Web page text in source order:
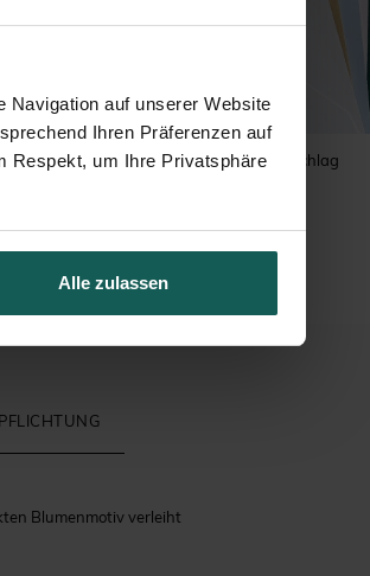
Navigation auf unserer Website
Ihren Präferenzen auf
Respekt, um Ihre Privatsphäre
Alle zulassen
Briefumschlag
Blumenmotiv verleiht